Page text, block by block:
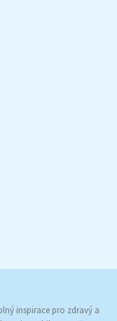
inspirace pro zdravý a